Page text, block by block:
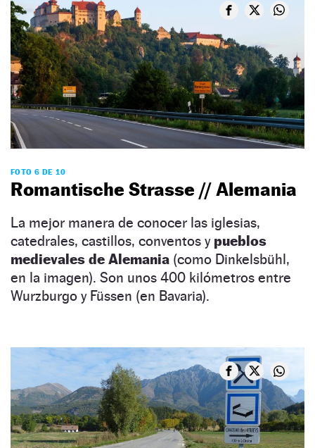
FOTO 6 DE 10
Romantische Strasse // Alemania
La mejor manera de conocer las iglesias,
catedrales, castillos, conventos y pueblos
medievales de Alemania (como Dinkelsbühl,
en la imagen). Son unos 400 kilómetros entre
Wurzburgo y Füssen (en Bavaria).